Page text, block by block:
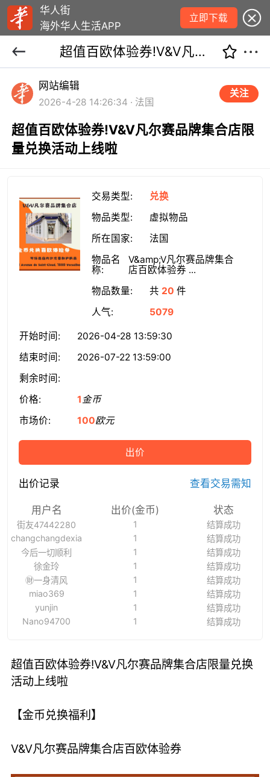
华人街
海外华人生活APP
立即下载
超值百欧体验券!V&V凡尔赛品牌集合店限量兑换活动上线啦
网站编辑
2026-4-28 14:26:34 · 法国
关注
超值百欧体验券!V&V凡尔赛品牌集合店限
量兑换活动上线啦
交易类型:
兑换
物品类型:
虚拟物品
所在国家:
法国
物品名
称:
V&amp;V凡尔赛品牌集合
店百欧体验券 ...
物品数量:
共 20 件
人气:
5079
开始时间:
2026-04-28 13:59:30
结束时间:
2026-07-22 13:59:00
剩余时间:
价格:
1金币
市场价:
100欧元
出价
出价记录 查看交易需知
用户名 出价(金币) 状态
街友47442280 1
结算成功
changchangdexia
1
结算成功
今后一切顺利
1
结算成功
徐金玲
1
结算成功
㊖一身清风
1
结算成功
miao369
1
结算成功
yunjin
1
结算成功
Nano94700
1 结算成功
超值百欧体验券!V&V凡尔赛品牌集合店限量兑换
活动上线啦
【金币兑换福利】
V&V凡尔赛品牌集合店百欧体验券